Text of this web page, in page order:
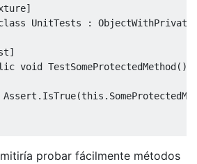
]
UnitTests :
]
void TestSomeProtectedMethod ()
Assert . IsTrue(this .
probar fácilmente métodos